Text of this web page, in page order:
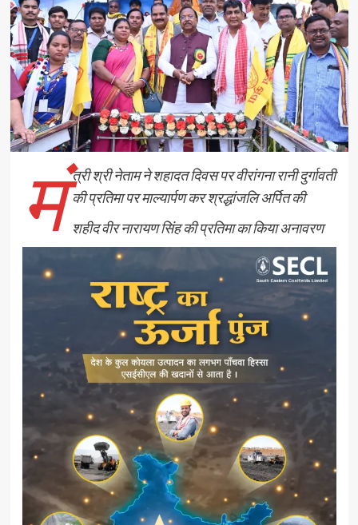
मं त्री श्री नेताम ने शहादत दिवस पर वीरांगना रानी दुर्गावती
की प्रतिमा पर माल्यार्पण कर श्रद्धांजलि अर्पित की
शहीद वीर नारायण सिंह की प्रतिमा का किया अनावरण